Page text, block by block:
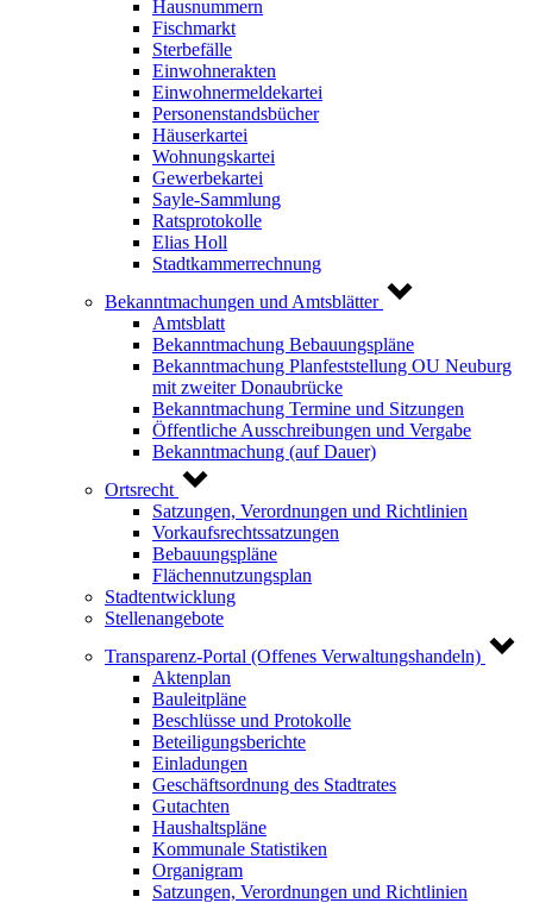
Hausnummern
Fischmarkt
Sterbefälle
Einwohnerakten
Einwohnermeldekartei
Personenstandsbücher
Häuserkartei
Wohnungskartei
Gewerbekartei
Sayle-Sammlung
Ratsprotokolle
Elias Holl
Stadtkammerrechnung
Bekanntmachungen und Amtsblätter
Amtsblatt
Bekanntmachung Bebauungspläne
Bekanntmachung Planfeststellung OU Neuburg
mit zweiter Donaubrücke
Bekanntmachung Termine und Sitzungen
Öffentliche Ausschreibungen und Vergabe
Bekanntmachung (auf Dauer)
Ortsrecht
Satzungen, Verordnungen und Richtlinien
Vorkaufsrechtssatzungen
Bebauungspläne
Flächennutzungsplan
Stadtentwicklung
Stellenangebote
Transparenz-Portal (Offenes Verwaltungshandeln)
Aktenplan
Bauleitpläne
Beschlüsse und Protokolle
Beteiligungsberichte
Einladungen
Geschäftsordnung des Stadtrates
Gutachten
Haushaltspläne
Kommunale Statistiken
Organigram
Satzungen, Verordnungen und Richtlinien